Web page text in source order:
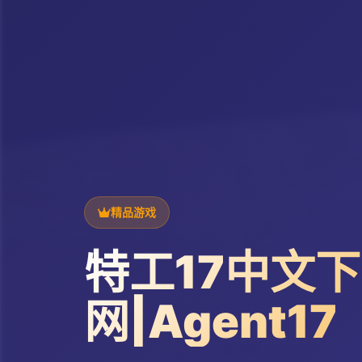
精品游戏
特工17中文
网|Agent17